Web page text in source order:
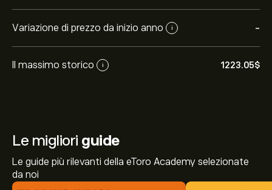
Variazione di prezzo da inizio anno i -
Il massimo storico i 1223.05‎$‎
Le migliori guide
Le guide più rilevanti della eToro Academy selezionate
da noi